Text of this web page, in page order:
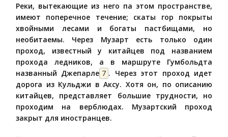
Реки, вытекающие из него па этом пространстве,
имеют поперечное течение; скаты гор покрыты
хвойными лесами и богаты пастбищами, но
необитаемы. Через Музарт есть только один
проход, известный у китайцев под названием
прохода ледников, а в маршруте Гумбольдта
названный Джепарле 7 . Через этот проход идет
дорога из Кульджи в Аксу. Хотя он, по описанию
китайцев, представляет большие трудности, но
проходим на верблюдах. Музартский проход
закрыт для иностранцев.